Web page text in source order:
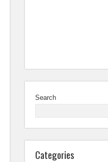
Search
Categories